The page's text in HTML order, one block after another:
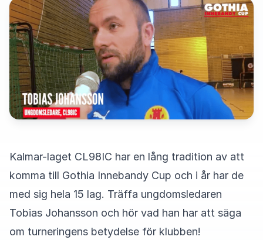
Kalmar-laget CL98IC har en lång tradition av att
komma till Gothia Innebandy Cup och i år har de
med sig hela 15 lag. Träffa ungdomsledaren
Tobias Johansson och hör vad han har att säga
om turneringens betydelse för klubben!